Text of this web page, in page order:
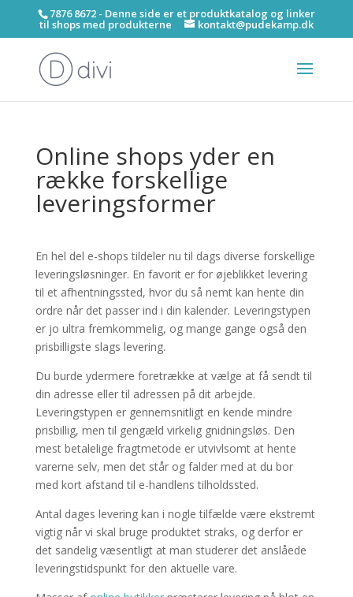
7876 8672 - Denne side er et produktkatalog og linker
til shops med produkterne kontakt@pudekamp.dk
Online shops yder en
række forskellige
leveringsformer
En hel del e-shops tildeler nu til dags diverse forskellige
leveringsløsninger. En favorit er for øjeblikket levering
til et afhentningssted, hvor du så nemt kan hente din
ordre når det passer ind i din kalender. Leveringstypen
er jo ultra fremkommelig, og mange gange også den
prisbilligste slags levering.
Du burde ydermere foretrække at vælge at få sendt til
din adresse eller til adressen på dit arbejde.
Leveringstypen er gennemsnitligt en kende mindre
prisbillig, men til gengæld virkelig gnidningsløs. Den
mest betalelige fragtmetode er utvivlsomt at hente
varerne selv, men det står og falder med at du bor
med kort afstand til e-handlens tilholdssted.
Antal dages levering kan i nogle tilfælde være ekstremt
vigtig når vi skal bruge produktet straks, og derfor er
det sandelig væsentligt at man studerer det anslåede
leveringstidspunkt for den aktuelle vare.